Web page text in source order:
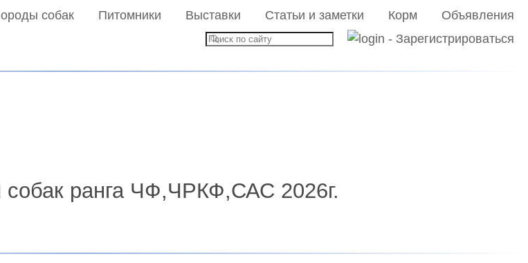
собак Питомники Выставки Статьи и заметки Корм Объявления
собак ранга ЧФ,ЧРКФ,САС 2026г.